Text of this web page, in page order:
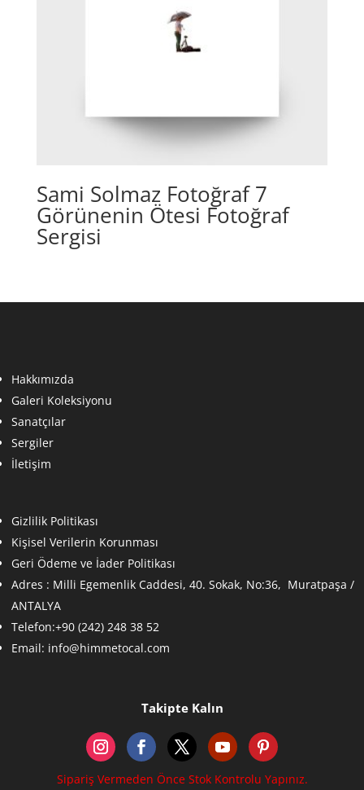
Sami Solmaz Fotoğraf 7
Görünenin Ötesi Fotoğraf
Sergisi
Hakkımızda
Galeri Koleksiyonu
Sanatçılar
Sergiler
İletişim
Gizlilik Politikası
Kişisel Verilerin Korunması
Geri Ödeme ve İader Politikası
Adres : Milli Egemenlik Caddesi, 40. Sokak, No:36, Muratpaşa /
ANTALYA
Telefon:+90 (242) 248 38 52
Email: info@himmetocal.com
Takipte Kalın
Sipariş Vermeden Önce Stok Kontrolu Yapınız.